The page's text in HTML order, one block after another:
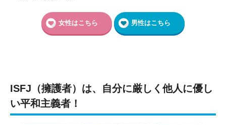
女性はこちら 男性はこちら
ISFJ（擁護者）は、自分に厳しく他人に優し
い平和主義者！